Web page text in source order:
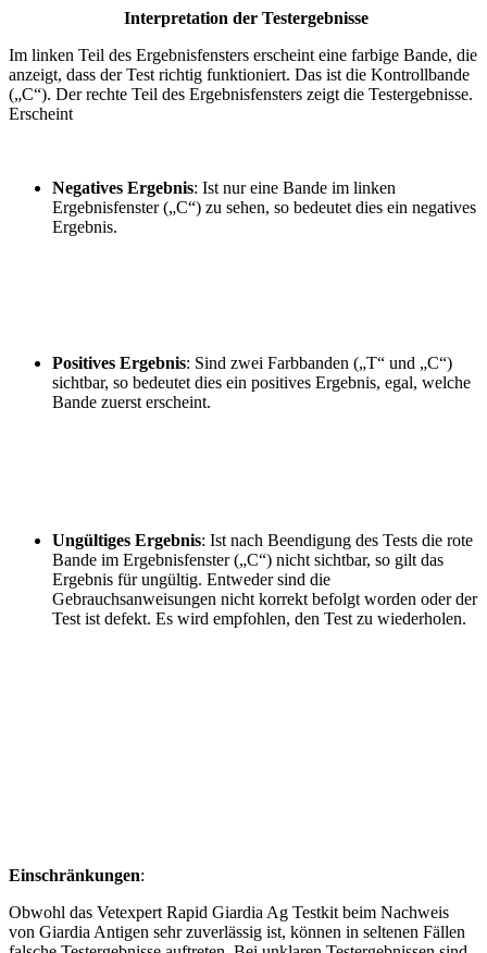
Interpretation der Testergebnisse
Im linken Teil des Ergebnisfensters erscheint eine farbige Bande, die
anzeigt, dass der Test richtig funktioniert. Das ist die Kontrollbande
(„C“). Der rechte Teil des Ergebnisfensters zeigt die Testergebnisse.
Erscheint
Negatives Ergebnis: Ist nur eine Bande im linken
Ergebnisfenster („C“) zu sehen, so bedeutet dies ein negatives
Ergebnis.
Positives Ergebnis: Sind zwei Farbbanden („T“ und „C“)
sichtbar, so bedeutet dies ein positives Ergebnis, egal, welche
Bande zuerst erscheint.
Ungültiges Ergebnis: Ist nach Beendigung des Tests die rote
Bande im Ergebnisfenster („C“) nicht sichtbar, so gilt das
Ergebnis für ungültig. Entweder sind die
Gebrauchsanweisungen nicht korrekt befolgt worden oder der
Test ist defekt. Es wird empfohlen, den Test zu wiederholen.
Einschränkungen:
Obwohl das Vetexpert Rapid Giardia Ag Testkit beim Nachweis
von Giardia Antigen sehr zuverlässig ist, können in seltenen Fällen